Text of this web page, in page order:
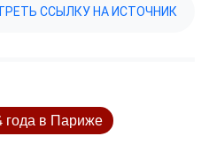
ССЫЛКУ НА ИСТОЧНИК
года в Париже